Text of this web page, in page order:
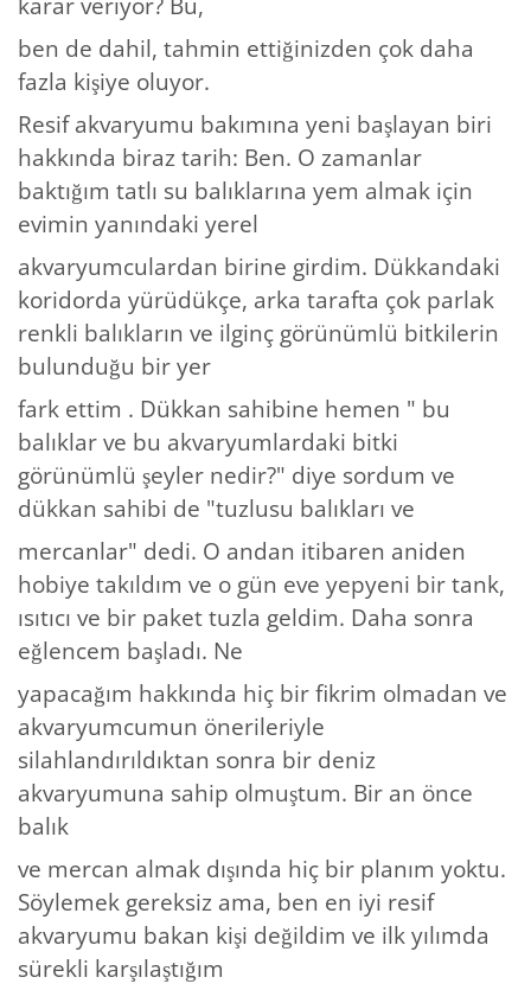
ben de dahil, tahmin ettiğinizden çok daha
fazla kişiye oluyor.
Resif akvaryumu bakımına yeni başlayan biri
hakkında biraz tarih: Ben. O zamanlar
baktığım tatlı su balıklarına yem almak için
evimin yanındaki yerel
akvaryumculardan birine girdim. Dükkandaki
koridorda yürüdükçe, arka tarafta çok parlak
renkli balıkların ve ilginç görünümlü bitkilerin
bulunduğu bir yer
fark ettim . Dükkan sahibine hemen " bu
balıklar ve bu akvaryumlardaki bitki
görünümlü şeyler nedir?" diye sordum ve
dükkan sahibi de "tuzlusu balıkları ve
mercanlar" dedi. O andan itibaren aniden
hobiye takıldım ve o gün eve yepyeni bir tank,
ısıtıcı ve bir paket tuzla geldim. Daha sonra
eğlencem başladı. Ne
yapacağım hakkında hiç bir fikrim olmadan ve
akvaryumcumun önerileriyle
silahlandırıldıktan sonra bir deniz
akvaryumuna sahip olmuştum. Bir an önce
balık
ve mercan almak dışında hiç bir planım yoktu.
Söylemek gereksiz ama, ben en iyi resif
akvaryumu bakan kişi değildim ve ilk yılımda
sürekli karşılaştığım